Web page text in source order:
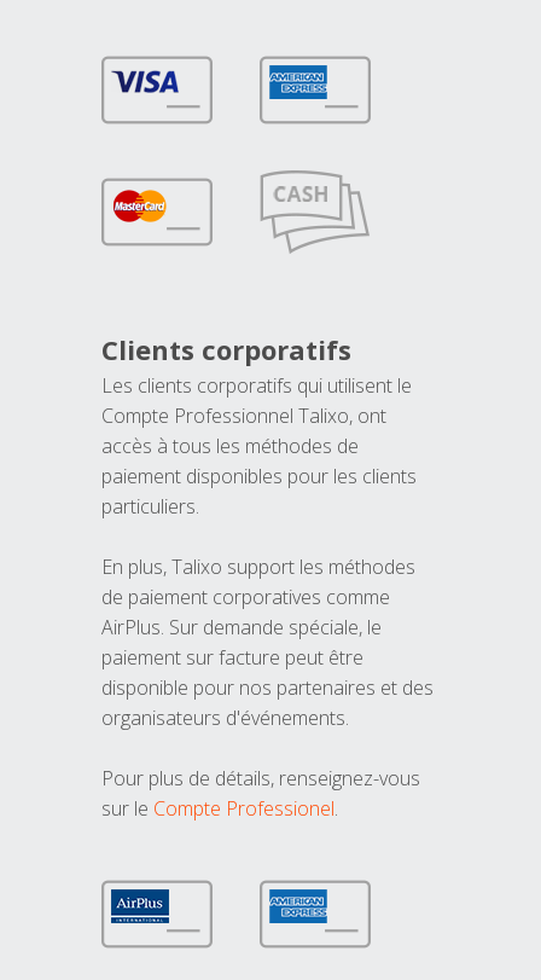
Clients corporatifs
Les clients corporatifs qui utilisent le
Compte Professionnel Talixo, ont
accès à tous les méthodes de
paiement disponibles pour les clients
particuliers.
En plus, Talixo support les méthodes
de paiement corporatives comme
AirPlus. Sur demande spéciale, le
paiement sur facture peut être
disponible pour nos partenaires et des
organisateurs d'événements.
Pour plus de détails, renseignez-vous
sur le Compte Professionel.